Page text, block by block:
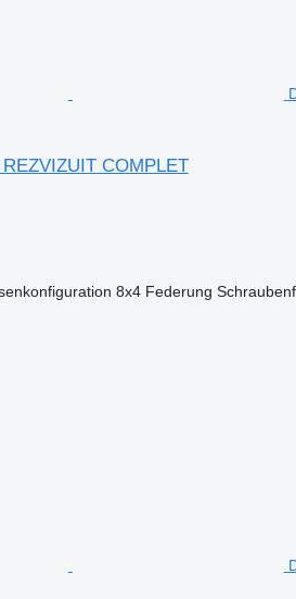
COMPLET
8x4 Federung